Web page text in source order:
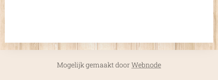
Mogelijk gemaakt doorWebnode